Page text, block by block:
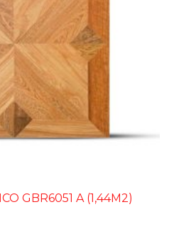
GBR6051 A (1,44M2)